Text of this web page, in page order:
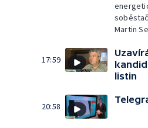
Martin
17:59
listin
20:58